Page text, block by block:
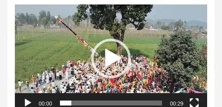
Player
00:00 00:29